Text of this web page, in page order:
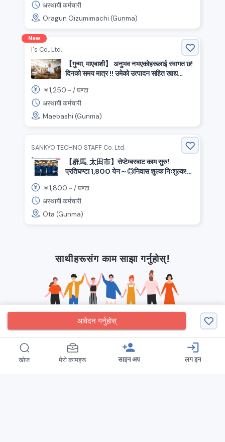
आवेदन गर्नुहोस्
अस्थायी कर्मचारी
Oragun Oizumimachi (Gunma)
New
I's Co., Ltd.
【गुन्मा, माएबाशी】 अनुभव नभएकोहरूलाई स्वागत छ!
दिनको समय मात्र !! उमेको उत्पादन सहित खाद्य
￥1,250 ~ /घण्टा
अस्थायी कर्मचारी
Maebashi (Gunma)
SANKYO TECHNO STAFF Co. Ltd.
【群馬, 太田市】सेप्टेम्बरबाट काम सुरु!
प्रतिघण्टा 1,800 येन～◎निवास शुल्क निःशुल्क!
￥1,800 ~ /घण्टा
अस्थायी कर्मचारी
Ota (Gunma)
साथीहरूसंग काम साझा गर्नुहोस्!
खोज मेरो कामहरू
person_add
साइन अप
login
लग इन